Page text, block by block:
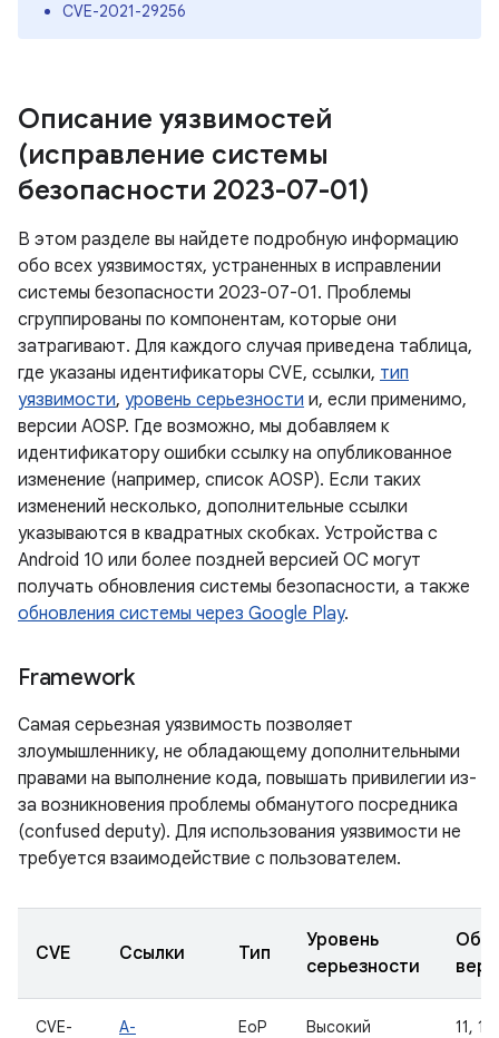
CVE-2021-29256
Описание уязвимостей
(исправление системы
безопасности 2023-07-01)
В этом разделе вы найдете подробную информацию
обо всех уязвимостях, устраненных в исправлении
системы безопасности 2023-07-01. Проблемы
сгруппированы по компонентам, которые они
затрагивают. Для каждого случая приведена таблица,
где указаны идентификаторы CVE, ссылки, тип
уязвимости, уровень серьезности и, если применимо,
версии AOSP. Где возможно, мы добавляем к
идентификатору ошибки ссылку на опубликованное
изменение (например, список AOSP). Если таких
изменений несколько, дополнительные ссылки
указываются в квадратных скобках. Устройства с
Android 10 или более поздней версией ОС могут
получать обновления системы безопасности, а также
обновления системы через Google Play.
Framework
Самая серьезная уязвимость позволяет
злоумышленнику, не обладающему дополнительными
правами на выполнение кода, повышать привилегии из-
за возникновения проблемы обманутого посредника
(confused deputy). Для использования уязвимости не
требуется взаимодействие с пользователем.
CVE Ссылки Тип
Уровень
серьезности
CVE- A- EoP Высокий 11,